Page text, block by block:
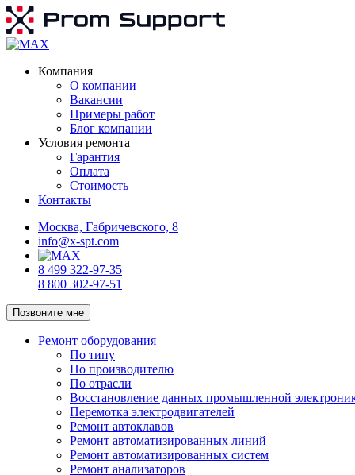
Компания
О компании
Вакансии
Примеры работ
Блог компании
Условия ремонта
Гарантия
Оплата
Стоимость
Контакты
Москва, Габричевского, 8
info@x-spt.com
8 499 322-97-35
8 800 302-97-51
Позвоните мне
Ремонт оборудования
По типу
По производителю
По отрасли
Восстановление данных промышленной
Перемотка электродвигателей
Ремонт автоклавов
Ремонт автоматизированных линий
Ремонт автоматизированных систем
Ремонт анализаторов